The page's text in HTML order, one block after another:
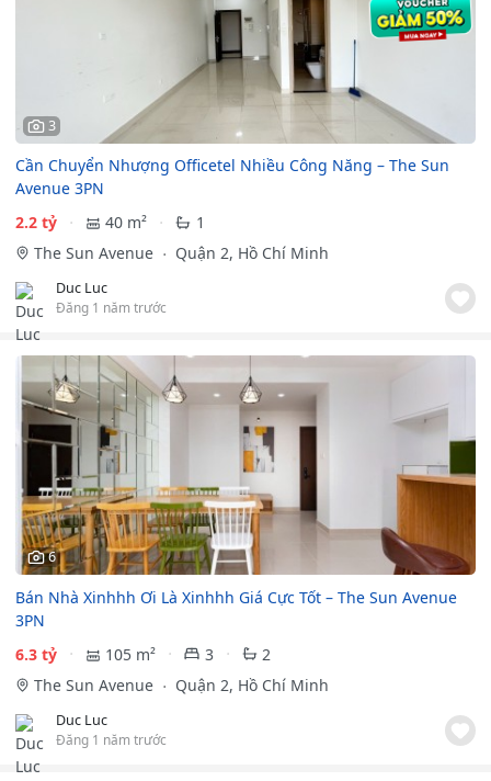
3
Cần Chuyển Nhượng Officetel Nhiều Công Năng – The Sun
Avenue 3PN
2.2 tỷ
40 m²
1
The Sun Avenue
Quận 2, Hồ Chí Minh
Duc Luc
Đăng 1 năm trước
6
Bán Nhà Xinhhh Ơi Là Xinhhh Giá Cực Tốt – The Sun Avenue
3PN
6.3 tỷ
105 m² 3
2
The Sun Avenue
Quận 2, Hồ Chí Minh
Duc Luc
Đăng 1 năm trước